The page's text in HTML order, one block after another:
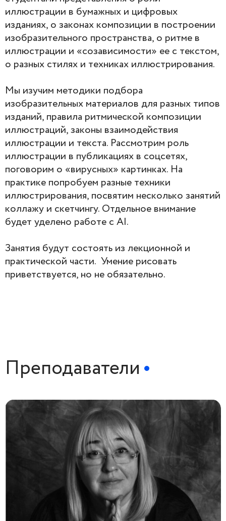
иллюстрации в бумажных и цифровых
изданиях, о законах композиции в построении
изобразительного пространства, о ритме в
иллюстрации и «созависимости» ее с текстом,
о разных стилях и техниках иллюстрирования.
Мы изучим методики подбора
изобразительных материалов для разных типов
изданий, правила ритмической композиции
иллюстраций, законы взаимодействия
иллюстрации и текста. Рассмотрим роль
иллюстрации в публикациях в соцсетях,
поговорим о «вирусных» картинках. На
практике попробуем разные техники
иллюстрирования, посвятим несколько занятий
коллажу и скетчингу. Отдельное внимание
будет уделено работе с AI.
Занятия будут состоять из лекционной и
практической части. Умение рисовать
приветствуется, но не обязательно.
Преподаватели